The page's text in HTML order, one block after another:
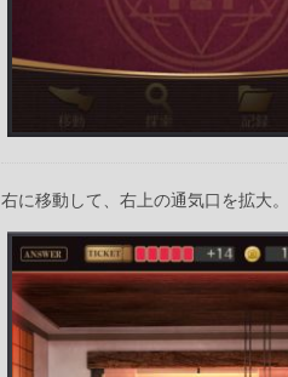
右に移動して、右上の通気口を拡大。